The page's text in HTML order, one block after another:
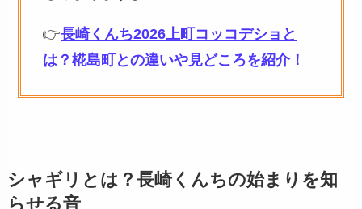
👉長崎くんち2026上町コッコデショと
は？椛島町との違いや見どころを紹介！
シャギリとは？長崎くんちの始まりを知
らせる音